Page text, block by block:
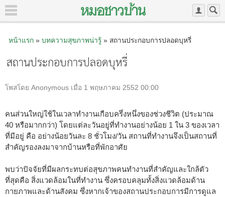
หน้าแรก» บทความสุขภาพน่ารู้» สถานประกอบการปลอดบุหรี่
สถานประกอบการปลอดบุหรี่
โพสโดย Anonymous เมื่อ 1 พฤษภาคม 2552 00:00
คนส่วนใหญ่ใช้ในเวลาทำงานเกือบครึ่งหนึ่งของช่วงชีวิต (ประมาณ
40 หรือมากกว่า) โดยแต่ละวันอยู่ที่ทำงานอย่างน้อย 1 ใน 3 ของเวลา
ที่มีอยู่ คือ อย่างน้อยวันละ 8 ชั่วโมง/วัน สถานที่ทำงานจึงเป็นสถานที่
สำคัญรองลงมาจากบ้านหรือที่พักอาศัย
พบว่าปัจจัยที่มีผลกระทบต่อสุขภาพคนทำงานที่สำคัญและใกล้ตัว
ที่สุดคือ สิ่งแวดล้อมในที่ทำงาน ซึ่งครอบคลุมทั้งสิ่งแวดล้อมด้าน
กายภาพและด้านสังคม ซึ่งหากเจ้าของสถานประกอบการมีการดูแล